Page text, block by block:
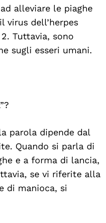
alleviare le piaghe
virus dell’herpes
Tuttavia, sono
sugli esseri umani.
parola dipende dal
Quando si parla di
e a forma di lancia,
se vi riferite alla
di manioca, si